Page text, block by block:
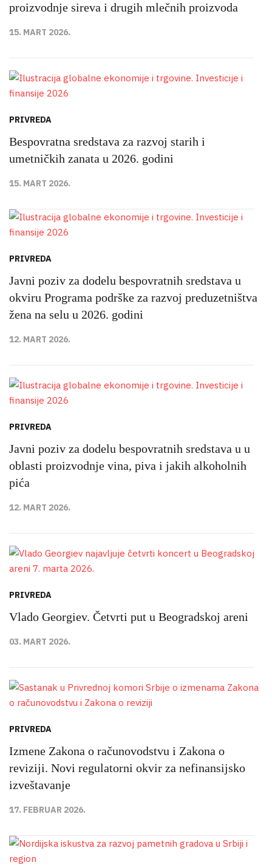
proizvodnje sireva i drugih mlečnih proizvoda
15. MART 2026.
PRIVREDA
Bespovratna sredstava za razvoj starih i
umetničkih zanata u 2026. godini
15. MART 2026.
PRIVREDA
Javni poziv za dodelu bespovratnih sredstava u
okviru Programa podrške za razvoj preduzetništva
žena na selu u 2026. godini
12. MART 2026.
PRIVREDA
Javni poziv za dodelu bespovratnih sredstava u u
oblasti proizvodnje vina, piva i jakih alkoholnih
pića
12. MART 2026.
PRIVREDA
Vlado Georgiev. Četvrti put u Beogradskoj areni
03. MART 2026.
PRIVREDA
Izmene Zakona o računovodstvu i Zakona o
reviziji. Novi regulatorni okvir za nefinansijsko
izveštavanje
17. FEBRUAR 2026.